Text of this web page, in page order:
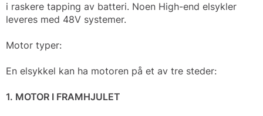
i raskere tapping av batteri. Noen High-end elsykler
leveres med 48V systemer.
Motor typer:
En elsykkel kan ha motoren på et av tre steder:
1. MOTOR I FRAMHJULET